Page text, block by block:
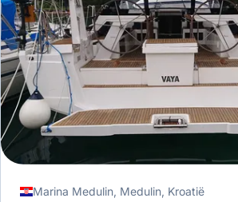
Marina Medulin, Medulin, Kroatië